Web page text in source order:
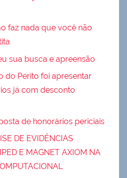
faz nada que você não
sua busca e apreensão
do Perito foi apresentar
já com desconto
de honorários periciais
DE EVIDÊNCIAS
E MAGNET AXIOM NA